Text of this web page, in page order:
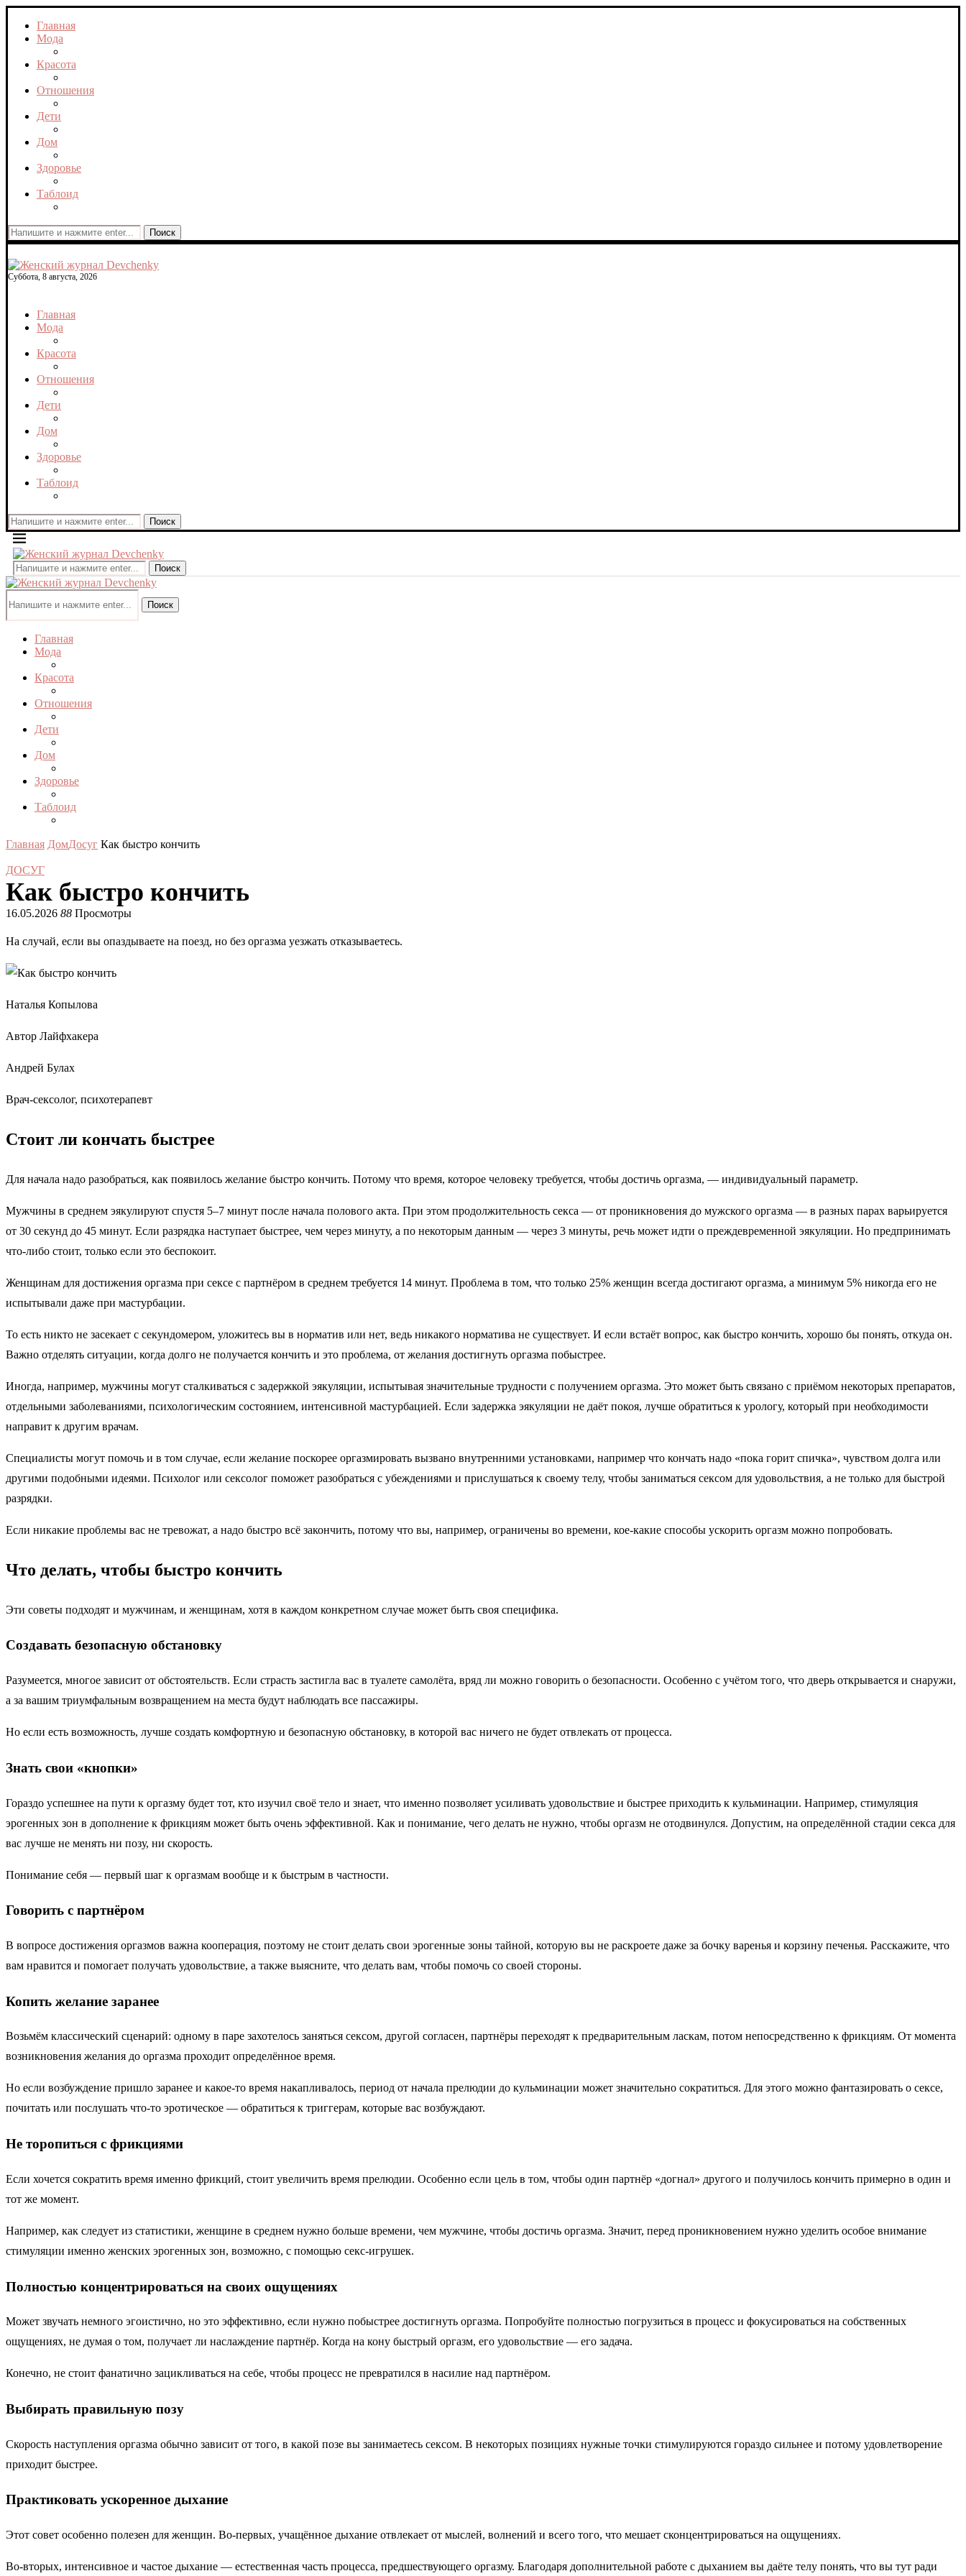
Главная
Мода
Красота
Отношения
Дети
Дом
Здоровье
Таблоид
Поиск
Суббота, 8 августа, 2026
Главная
Мода
Красота
Отношения
Дети
Дом
Здоровье
Таблоид
Поиск
Поиск
Поиск
Главная
Мода
Красота
Отношения
Дети
Дом
Здоровье
Таблоид
Главная ДомДосуг Как быстро кончить
ДОСУГ
Как быстро кончить
16.05.2026 88 Просмотры
На случай, если вы опаздываете на поезд, но без оргазма уезжать отказываетесь.
Наталья Копылова
Автор Лайфхакера
Андрей Булах
Врач-сексолог, психотерапевт
Стоит ли кончать быстрее
Для начала надо разобраться, как появилось желание быстро кончить. Потому что время, которое человеку требуется, чтобы достичь оргазма, — индивидуальный параметр.
Мужчины в среднем эякулируют спустя 5–7 минут после начала полового акта. При этом продолжительность секса — от проникновения до мужского оргазма — в разных парах варьируется
от 30 секунд до 45 минут. Если разрядка наступает быстрее, чем через минуту, а по некоторым данным — через 3 минуты, речь может идти о преждевременной эякуляции. Но предпринимать
что-либо стоит, только если это беспокоит.
Женщинам для достижения оргазма при сексе с партнёром в среднем требуется 14 минут. Проблема в том, что только 25% женщин всегда достигают оргазма, а минимум 5% никогда его не
испытывали даже при мастурбации.
То есть никто не засекает с секундомером, уложитесь вы в норматив или нет, ведь никакого норматива не существует. И если встаёт вопрос, как быстро кончить, хорошо бы понять, откуда он.
Важно отделять ситуации, когда долго не получается кончить и это проблема, от желания достигнуть оргазма побыстрее.
Иногда, например, мужчины могут сталкиваться с задержкой эякуляции, испытывая значительные трудности с получением оргазма. Это может быть связано с приёмом некоторых препаратов,
отдельными заболеваниями, психологическим состоянием, интенсивной мастурбацией. Если задержка эякуляции не даёт покоя, лучше обратиться к урологу, который при необходимости
направит к другим врачам.
Специалисты могут помочь и в том случае, если желание поскорее оргазмировать вызвано внутренними установками, например что кончать надо «пока горит спичка», чувством долга или
другими подобными идеями. Психолог или сексолог поможет разобраться с убеждениями и прислушаться к своему телу, чтобы заниматься сексом для удовольствия, а не только для быстрой
разрядки.
Если никакие проблемы вас не тревожат, а надо быстро всё закончить, потому что вы, например, ограничены во времени, кое-какие способы ускорить оргазм можно попробовать.
Что делать, чтобы быстро кончить
Эти советы подходят и мужчинам, и женщинам, хотя в каждом конкретном случае может быть своя специфика.
Создавать безопасную обстановку
Разумеется, многое зависит от обстоятельств. Если страсть застигла вас в туалете самолёта, вряд ли можно говорить о безопасности. Особенно с учётом того, что дверь открывается и снаружи,
а за вашим триумфальным возвращением на места будут наблюдать все пассажиры.
Но если есть возможность, лучше создать комфортную и безопасную обстановку, в которой вас ничего не будет отвлекать от процесса.
Знать свои «кнопки»
Гораздо успешнее на пути к оргазму будет тот, кто изучил своё тело и знает, что именно позволяет усиливать удовольствие и быстрее приходить к кульминации. Например, стимуляция
эрогенных зон в дополнение к фрикциям может быть очень эффективной. Как и понимание, чего делать не нужно, чтобы оргазм не отодвинулся. Допустим, на определённой стадии секса для
вас лучше не менять ни позу, ни скорость.
Понимание себя — первый шаг к оргазмам вообще и к быстрым в частности.
Говорить с партнёром
В вопросе достижения оргазмов важна кооперация, поэтому не стоит делать свои эрогенные зоны тайной, которую вы не раскроете даже за бочку варенья и корзину печенья. Расскажите, что
вам нравится и помогает получать удовольствие, а также выясните, что делать вам, чтобы помочь со своей стороны.
Копить желание заранее
Возьмём классический сценарий: одному в паре захотелось заняться сексом, другой согласен, партнёры переходят к предварительным ласкам, потом непосредственно к фрикциям. От момента
возникновения желания до оргазма проходит определённое время.
Но если возбуждение пришло заранее и какое-то время накапливалось, период от начала прелюдии до кульминации может значительно сократиться. Для этого можно фантазировать о сексе,
почитать или послушать что-то эротическое — обратиться к триггерам, которые вас возбуждают.
Не торопиться с фрикциями
Если хочется сократить время именно фрикций, стоит увеличить время прелюдии. Особенно если цель в том, чтобы один партнёр «догнал» другого и получилось кончить примерно в один и
тот же момент.
Например, как следует из статистики, женщине в среднем нужно больше времени, чем мужчине, чтобы достичь оргазма. Значит, перед проникновением нужно уделить особое внимание
стимуляции именно женских эрогенных зон, возможно, с помощью секс-игрушек.
Полностью концентрироваться на своих ощущениях
Может звучать немного эгоистично, но это эффективно, если нужно побыстрее достигнуть оргазма. Попробуйте полностью погрузиться в процесс и фокусироваться на собственных
ощущениях, не думая о том, получает ли наслаждение партнёр. Когда на кону быстрый оргазм, его удовольствие — его задача.
Конечно, не стоит фанатично зацикливаться на себе, чтобы процесс не превратился в насилие над партнёром.
Выбирать правильную позу
Скорость наступления оргазма обычно зависит от того, в какой позе вы занимаетесь сексом. В некоторых позициях нужные точки стимулируются гораздо сильнее и потому удовлетворение
приходит быстрее.
Практиковать ускоренное дыхание
Этот совет особенно полезен для женщин. Во-первых, учащённое дыхание отвлекает от мыслей, волнений и всего того, что мешает сконцентрироваться на ощущениях.
Во-вторых, интенсивное и частое дыхание — естественная часть процесса, предшествующего оргазму. Благодаря дополнительной работе с дыханием вы даёте телу понять, что вы тут ради